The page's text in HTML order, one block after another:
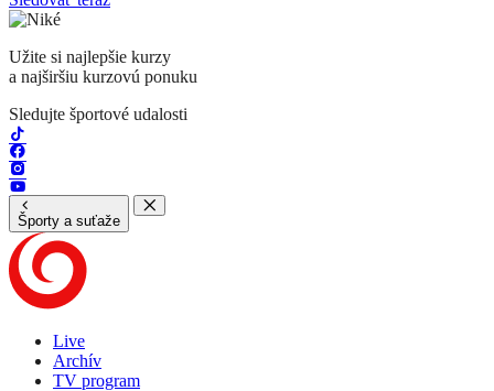
Užite si najlepšie kurzy
a najširšiu kurzovú ponuku
Sledujte športové udalosti
Športy a suťaže
Live
Archív
TV program